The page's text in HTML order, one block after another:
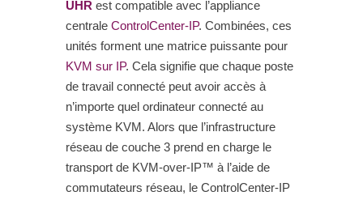
UHR est compatible avec l’appliance
centrale ControlCenter-IP. Combinées, ces
unités forment une matrice puissante pour
KVM sur IP. Cela signifie que chaque poste
de travail connecté peut avoir accès à
n’importe quel ordinateur connecté au
système KVM. Alors que l’infrastructure
réseau de couche 3 prend en charge le
transport de KVM-over-IP™ à l’aide de
commutateurs réseau, le ControlCenter-IP